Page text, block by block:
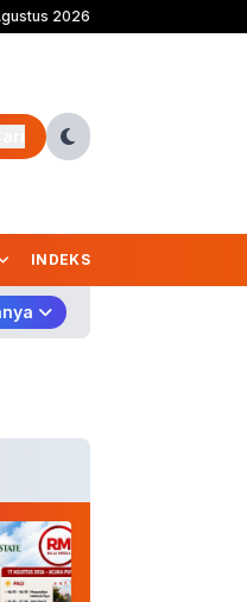
BI, Nama Pengganti Perry Masih
2026
INDEKS